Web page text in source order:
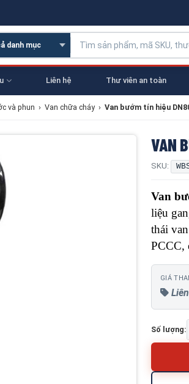
Liên hệ Thư viên an toàn
và phun › Van chữa cháy › Van bướm tín hiệu
VAN
SKU:
Van
liệu
thái
PCCC,
GIÁ
Số lượng: